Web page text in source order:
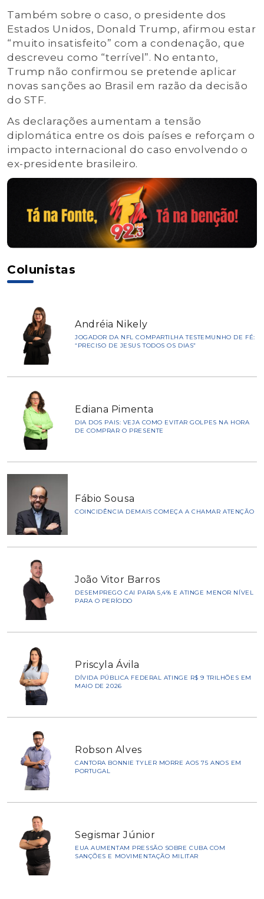
Também sobre o caso, o presidente dos
Estados Unidos, Donald Trump, afirmou estar
“muito insatisfeito” com a condenação, que
descreveu como “terrível”. No entanto,
Trump não confirmou se pretende aplicar
novas sanções ao Brasil em razão da decisão
do STF.
As declarações aumentam a tensão
diplomática entre os dois países e reforçam o
impacto internacional do caso envolvendo o
ex-presidente brasileiro.
Colunistas
Andréia Nikely
JOGADOR DA NFL COMPARTILHA TESTEMUNHO DE FÉ:
“PRECISO DE JESUS TODOS OS DIAS”
Ediana Pimenta
DIA DOS PAIS: VEJA COMO EVITAR GOLPES NA HORA
DE COMPRAR O PRESENTE
Fábio Sousa
COINCIDÊNCIA DEMAIS COMEÇA A CHAMAR ATENÇÃO
João Vitor Barros
DESEMPREGO CAI PARA 5,4% E ATINGE MENOR NÍVEL
PARA O PERÍODO
Priscyla Ávila
DÍVIDA PÚBLICA FEDERAL ATINGE R$ 9 TRILHÕES EM
MAIO DE 2026
Robson Alves
CANTORA BONNIE TYLER MORRE AOS 75 ANOS EM
PORTUGAL
Segismar Júnior
EUA AUMENTAM PRESSÃO SOBRE CUBA COM
SANÇÕES E MOVIMENTAÇÃO MILITAR